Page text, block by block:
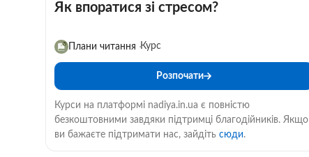
Як впоратися зі стресом?
Плани читання Курс
Розпочати
Курси на платформі nadiya.in.ua є повністю
безкоштовними завдяки підтримці благодійників. Якщо
ви бажаєте підтримати нас, зайдіть сюди.